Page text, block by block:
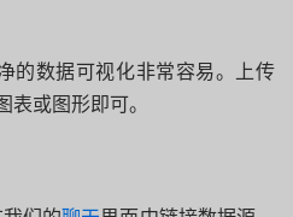
的数据可视化非常容易。上传
或图形即可。